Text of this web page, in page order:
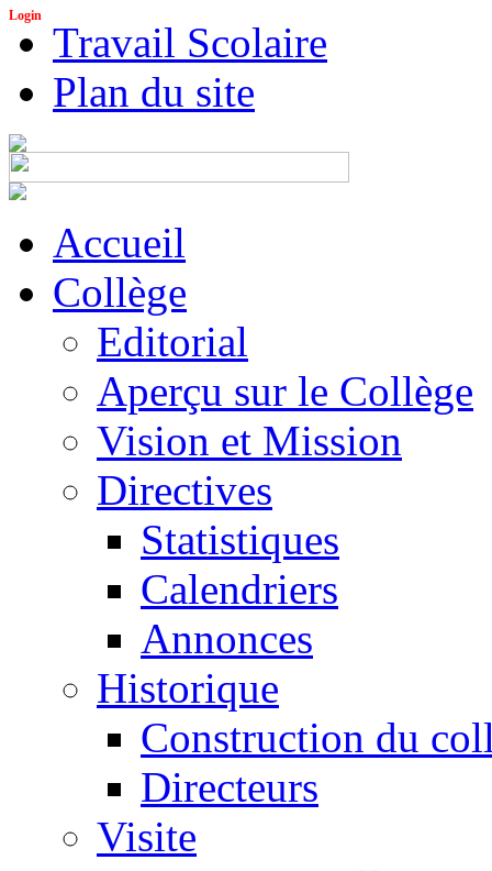
Login
Travail Scolaire
Plan du site
Accueil
Collège
Editorial
Aperçu sur le Collège
Vision et Mission
Directives
Statistiques
Calendriers
Annonces
Historique
Construction du
Directeurs
Visite